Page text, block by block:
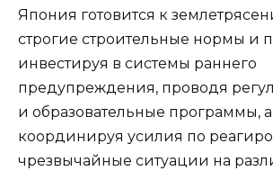
Япония готовится к
строгие строительные нормы и
инвестируя в системы раннего
предупреждения, проводя
и образовательные программы,
координируя усилия по
чрезвычайные ситуации на